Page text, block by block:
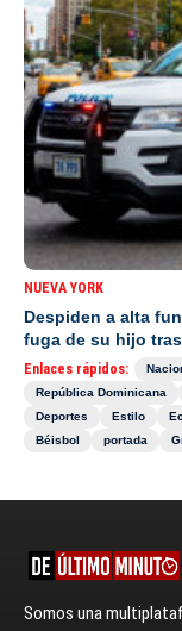
NUEVA YORK
Despiden a alta
fuga de su hijo
Enlaces rápidos:
República Dominicana
Deportes
Estilo
Béisbol
portada
Somos una